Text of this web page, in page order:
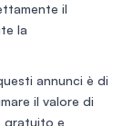
il
la
annunci è di
il valore di
gratuito e